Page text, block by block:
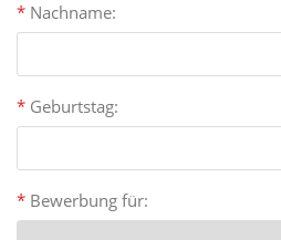
* Nachname:
* Geburtstag:
* Bewerbung für: